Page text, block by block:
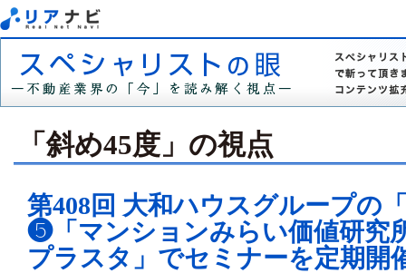
「斜め45度」の視点
第408回 大和ハウスグループの
❺「マンションみらい価値研究
プラスタ」でセミナーを定期開